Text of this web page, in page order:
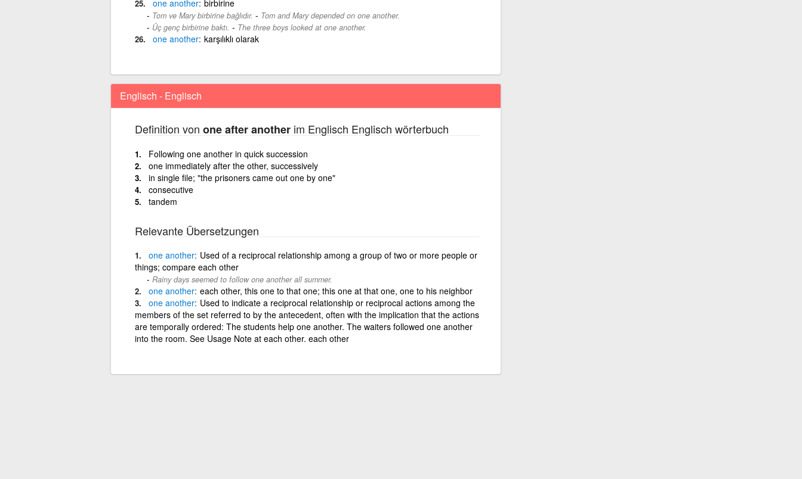
one another birbirine
Tom ve Mary birbirine bağlıdır. - Tom and Mary depended on one another.
Üç genç birbirine baktı. - The three boys looked at one another.
one another karşılıklı olarak
Englisch - Englisch
Definition von one after anotherim Englisch Englisch wörterbuch
Following one another in quick succession
one immediately after the other, successively
in single file; "the prisoners came out one by one"
consecutive
tandem
Relevante Übersetzungen
one another Used of a reciprocal relationship among a group of two or more people or
things; compare each other
Rainy days seemed to follow one another all summer.
one another each other, this one to that one; this one at that one, one to his neighbor
one another Used to indicate a reciprocal relationship or reciprocal actions among the
members of the set referred to by the antecedent, often with the implication that the actions
are temporally ordered: The students help one another. The waiters followed one another
into the room. See Usage Note at each other. each other